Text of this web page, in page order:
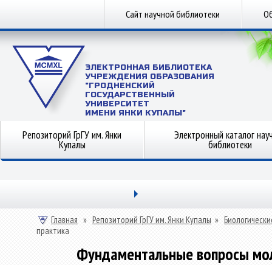
Сайт научной библиотеки
ЭЛЕКТРОННАЯ БИБЛИОТЕКА
УЧРЕЖДЕНИЯ ОБРАЗОВАНИЯ
"ГРОДНЕНСКИЙ
ГОСУДАРСТВЕННЫЙ
УНИВЕРСИТЕТ
ИМЕНИ ЯНКИ КУПАЛЫ"
Репозиторий ГрГУ им. Янки
Купалы
Электронный каталог
библиотеки
Главная » Репозиторий ГрГУ им. Янки Купалы »
практика
Фундаментальные вопросы